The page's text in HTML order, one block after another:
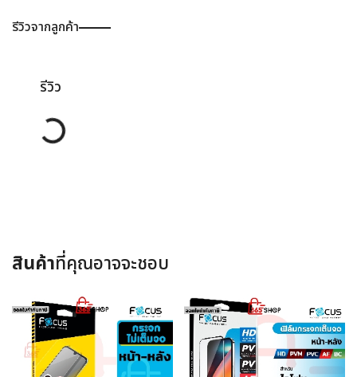
รีวิวจากลูกค้า
รีวิว
Loading...
สินค้าที่คุณอาจจะชอบ